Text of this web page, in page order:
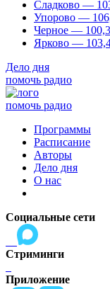
Сладково —
Упорово —
Черное —
Ярково —
Дело дня
помочь радио
помочь радио
Программы
Расписание
Авторы
Дело дня
О нас
Социальные сети
Стриминги
Приложение